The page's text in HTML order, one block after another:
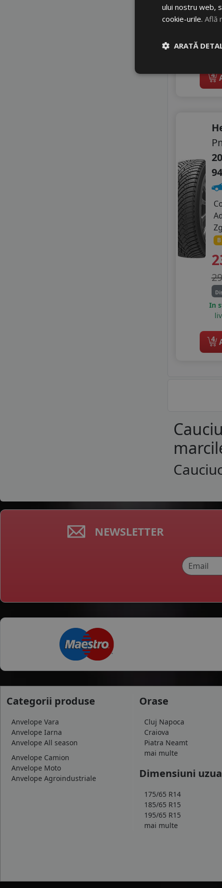
STARMAXX
TRIANGLE
VITTOS
WESTLAKE
ZEETEX
4
B
In
4
NEWSLETTER
Categorii produse
Anvelope Vara
Anvelope Iarna
Anvelope All season
Anvelope Camion
Anvelope Moto
Anvelope Agroindustriale
Orase
Cluj Napoca
Craiova
Piatra Neamt
mai multe
Dimensiuni
175/65 R14
185/65 R15
195/65 R15
mai multe
ului nostru web,
cookie-urile. Află
ARATĂ